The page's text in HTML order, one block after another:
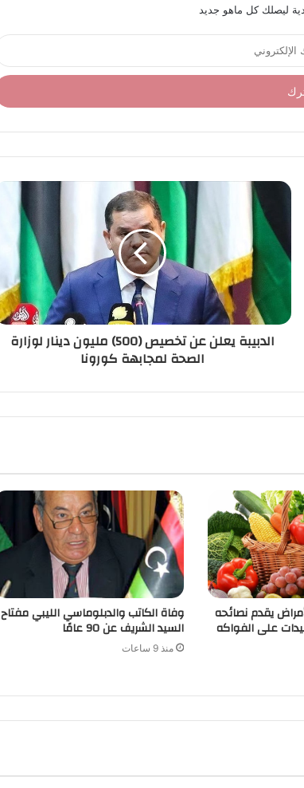
ليصلك كل ماهو جديد
الدبيبة يعلن عن تخصيص (500) مليون دينار لوزارة
الصحة لمجابهة كورونا
يقدم نصائحه
على الفواكه
وفاة الكاتب والدبلوماسي الليبي مفتاح
السيد الشريف عن 90 عامًا
منذ 9 ساعات